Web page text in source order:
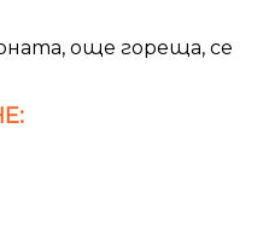
още гореща, се